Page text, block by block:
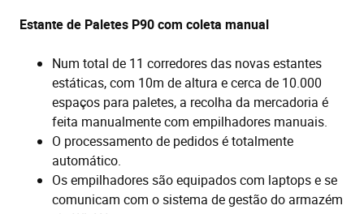
Estante de Paletes P90 com coleta manual
Num total de 11 corredores das novas estantes
estáticas, com 10m de altura e cerca de 10.000
espaços para paletes, a recolha da mercadoria é
feita manualmente com empilhadores manuais.
O processamento de pedidos é totalmente
automático.
Os empilhadores são equipados com laptops e se
comunicam com o sistema de gestão do armazém